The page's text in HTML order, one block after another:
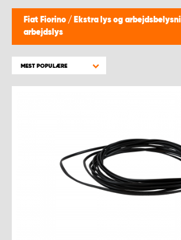
Fiat Fiorino / Ekstra lys og
arbejdslys
MEST POPULÆRE